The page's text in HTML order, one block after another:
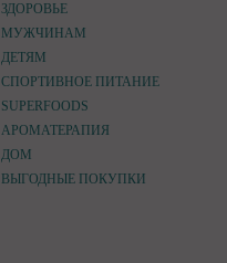
ЗДОРОВЬЕ
МУЖЧИНАМ
ДЕТЯМ
СПОРТИВНОЕ ПИТАНИЕ
SUPERFOODS
АРОМАТЕРАПИЯ
ДОМ
ВЫГОДНЫЕ ПОКУПКИ